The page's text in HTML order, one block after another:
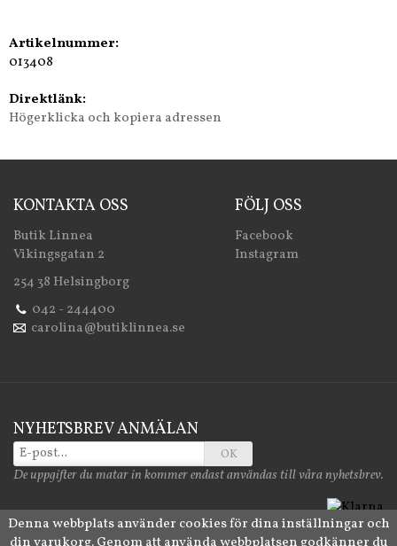
Artikelnummer:
013408
Direktlänk:
Högerklicka och kopiera adressen
KONTAKTA OSS
Butik Linnea
Vikingsgatan 2
254 38 Helsingborg
042 - 244400
carolina@butiklinnea.se
FÖLJ OSS
Facebook
Instagram
NYHETSBREV ANMÄLAN
OK
De uppgifter du matar in kommer endast användas till våra nyhetsbrev.
Denna webbplats använder cookies för dina inställningar och